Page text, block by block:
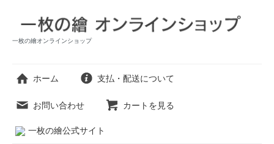
一枚の繪オンラインショップ
ホーム 支払・配送について
お問い合わせ カートを見る
一枚の繪公式サイト